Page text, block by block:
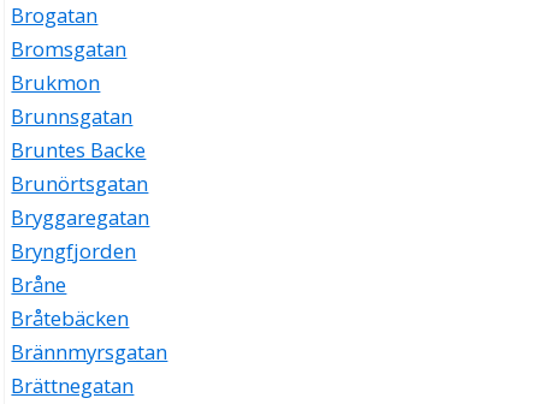
Brogatan
Bromsgatan
Brukmon
Brunnsgatan
Bruntes Backe
Brunörtsgatan
Bryggaregatan
Bryngfjorden
Bråne
Bråtebäcken
Brännmyrsgatan
Brättnegatan